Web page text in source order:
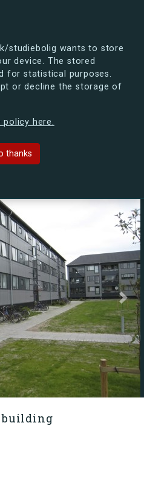
studiebolig wants to store
device. The stored
for statistical purposes.
or decline the storage of
here.
thanks
soon. If you're curious, you
what the new s.dk will look
Next
building